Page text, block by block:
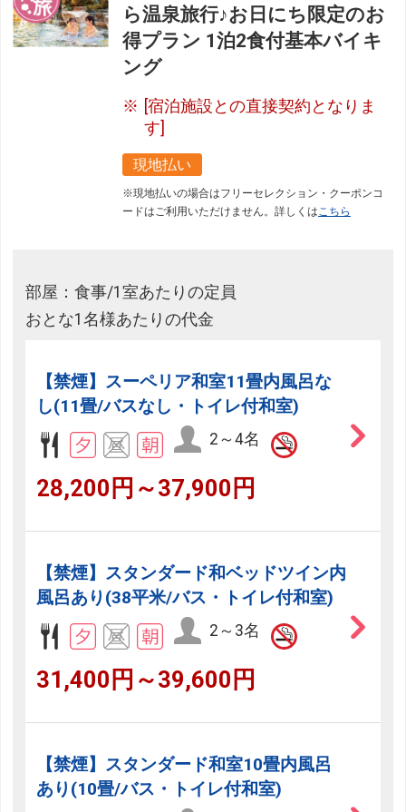
ら温泉旅行♪お日にち限定のお
得プラン 1泊2食付基本バイキ
ング
[宿泊施設との直接契約となりま
す]
現地払い
※現地払いの場合はフリーセレクション・クーポンコ
ードはご利用いただけません。詳しくはこちら
部屋：食事/1室あたりの定員
おとな1名様あたりの代金
【禁煙】スーペリア和室11畳内風呂な
し(11畳/バスなし・トイレ付和室)
2～4名
28,200円～37,900円
【禁煙】スタンダード和ベッドツイン内
風呂あり(38平米/バス・トイレ付和室)
2～3名
31,400円～39,600円
【禁煙】スタンダード和室10畳内風呂
あり(10畳/バス・トイレ付和室)
フリーセレクション・クーポンコードをご利用いただけな
い商品
旅館・ホテルなど宿泊施設での現地支払いにはご利用いただけま